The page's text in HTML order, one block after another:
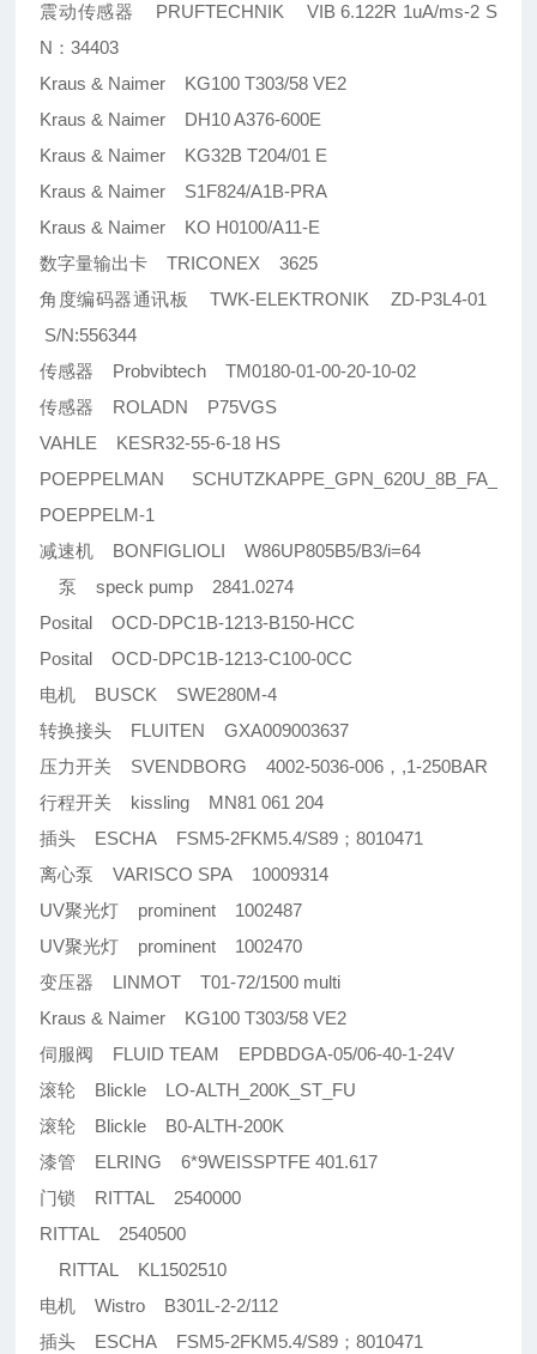
震动传感器 PRUFTECHNIK VIB 6.122R 1uA/ms-2 S
N：34403
Kraus & Naimer KG100 T303/58 VE2
Kraus & Naimer DH10 A376-600E
Kraus & Naimer KG32B T204/01 E
Kraus & Naimer S1F824/A1B-PRA
Kraus & Naimer KO H0100/A11-E
数字量输出卡 TRICONEX 3625
角度编码器通讯板 TWK-ELEKTRONIK ZD-P3L4-01
S/N:556344
传感器 Probvibtech TM0180-01-00-20-10-02
传感器 ROLADN P75VGS
VAHLE KESR32-55-6-18 HS
POEPPELMAN SCHUTZKAPPE_GPN_620U_8B_FA_
POEPPELM-1
减速机 BONFIGLIOLI W86UP805B5/B3/i=64
泵 speck pump 2841.0274
Posital OCD-DPC1B-1213-B150-HCC
Posital OCD-DPC1B-1213-C100-0CC
电机 BUSCK SWE280M-4
转换接头 FLUITEN GXA009003637
压力开关 SVENDBORG 4002-5036-006，,1-250BAR
行程开关 kissling MN81 061 204
插头 ESCHA FSM5-2FKM5.4/S89；8010471
离心泵 VARISCO SPA 10009314
UV聚光灯 prominent 1002487
UV聚光灯 prominent 1002470
变压器 LINMOT T01-72/1500 multi
Kraus & Naimer KG100 T303/58 VE2
伺服阀 FLUID TEAM EPDBDGA-05/06-40-1-24V
滚轮 Blickle LO-ALTH_200K_ST_FU
滚轮 Blickle B0-ALTH-200K
漆管 ELRING 6*9WEISSPTFE 401.617
门锁 RITTAL 2540000
RITTAL 2540500
RITTAL KL1502510
电机 Wistro B301L-2-2/112
插头 ESCHA FSM5-2FKM5.4/S89；8010471